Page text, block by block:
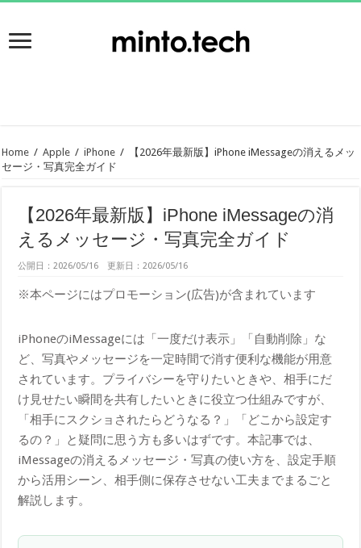
Home / Apple / iPhone /
【2026年最新版】iPhone iMessageの消えるメッ
セージ・写真完全ガイド
【2026年最新版】iPhone iMessageの消
えるメッセージ・写真完全ガイド
公開日：2026/05/16 更新日：2026/05/16
※本ページにはプロモーション(広告)が含まれています
iPhoneのiMessageには「一度だけ表示」「自動削除」な
ど、写真やメッセージを一定時間で消す便利な機能が用意
されています。プライバシーを守りたいときや、相手にだ
け見せたい瞬間を共有したいときに役立つ仕組みですが、
「相手にスクショされたらどうなる？」「どこから設定す
るの？」と疑問に思う方も多いはずです。本記事では、
iMessageの消えるメッセージ・写真の使い方を、設定手順
から活用シーン、相手側に保存させない工夫までまるごと
解説します。